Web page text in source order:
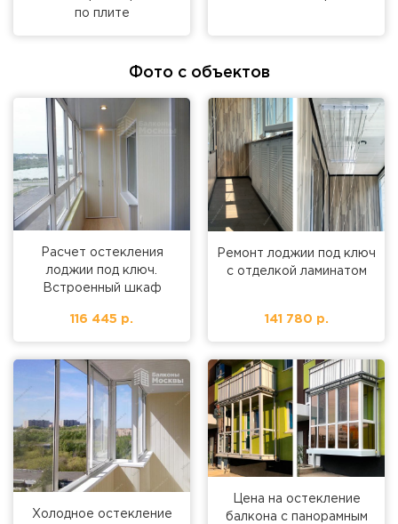
по плите
Фото с объектов
Расчет остекления
лоджии под ключ.
Встроенный шкаф
116 445 р.
Ремонт лоджии под ключ
с отделкой ламинатом
141 780 р.
Холодное остекление
Цена на остекление
балкона с панорамным